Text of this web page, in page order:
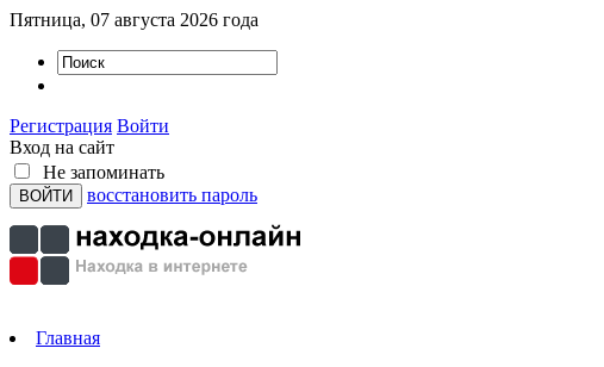
Пятница, 07 августа 2026 года
Регистрация Войти
Вход на сайт
Не запоминать
восстановить пароль
Главная